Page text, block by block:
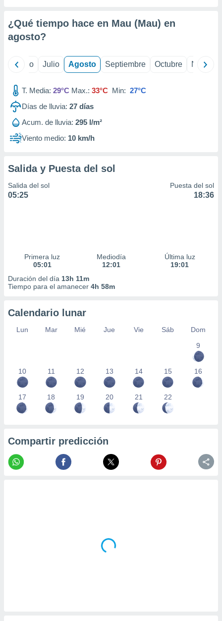
e
mediante
publicidad
publicidad
de
1199
¿Qué tiempo hace en Mau (Mau) en
agosto?
Junio Julio Agosto Septiembre Octubre
T. Media: 29°C Max.: 33°C Min: 27°C
Días de lluvia: 27 días
Acum. de lluvia: 295 l/m²
Viento medio: 10 km/h
Salida y Puesta del sol
Salida del sol
05:25
Puesta del sol
18:36
Primera luz
05:01
Mediodía
12:01
Última luz
19:01
Duración del día 13h 11m
Tiempo para el amanecer 4h 58m
Calendario lunar
Lun Mar Mié Jue Vie Sáb
Dom
9
10 11 12 13 14 15 16
17 18 19 20 21 22
Compartir predicción